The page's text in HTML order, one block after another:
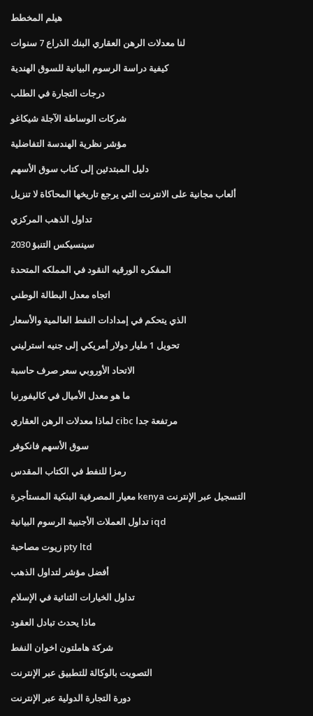
هيلم المخطط
لنا معدلات الرهن العقاري البنك الذراع 7 سنوات
كيفية دراسة الرسوم البيانية للسوق الهندية
درجات التجارة في الطلب
شركات الوساطة الآجلة شيكاغو
مؤشر نظرية الهندسة التفاضلية
دليل المبتدئين إلى كتاب سوق الأسهم
ألعاب مجانية على الانترنت التي يرجع تاريخها المحاكاة لا تنزيل
تداول الذهب المركزي
سينسيكس التنبؤ 2030
المفكره الورقيه النقود في المملكه المتحدة
اتجاه معدل البطالة الوطني
الذي يتحكم في إمدادات النفط العالمية والأسعار
تحويل 1 مليار دولار أمريكي إلى جنيه استرليني
الاتحاد الأوروبي سعر صرف حاسبة
ما هو معدل الأميال في كاليفورنيا
لماذا معدلات الرهن العقاري cibc مرتفعة جدا
سوق الأسهم فانكوفر
رمزا للنفط في الكتاب المقدس
معيار المصرفية البنكية المستأجرة kenya التسجيل عبر الإنترنت
تداول العملات الأجنبية الرسوم البيانية iqd
زيوت مصاحبة pty ltd
أفضل مؤشر لتداول الذهب
تداول الخيارات الثنائية في الإسلام
ماذا يحدث تبادل العقود
شركة هاملتون اخوان النفط
التصويت بالوكالة للتطبيق عبر الإنترنت
دورة التجارة الدولية عبر الإنترنت